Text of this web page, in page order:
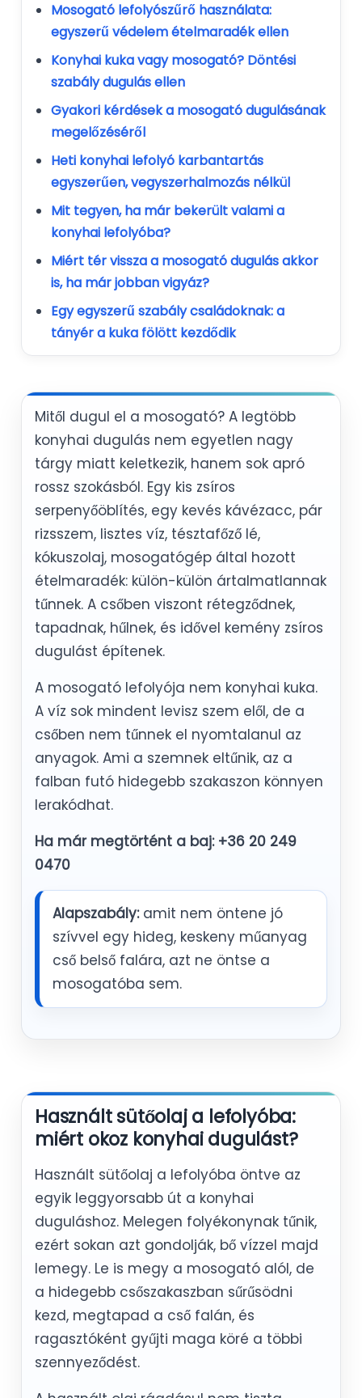
Mosogató lefolyószűrő használata:
egyszerű védelem ételmaradék ellen
Konyhai kuka vagy mosogató? Döntési
szabály dugulás ellen
Gyakori kérdések a mosogató dugulásának
megelőzéséről
Heti konyhai lefolyó karbantartás
egyszerűen, vegyszerhalmozás nélkül
Mit tegyen, ha már bekerült valami a
konyhai lefolyóba?
Miért tér vissza a mosogató dugulás akkor
is, ha már jobban vigyáz?
Egy egyszerű szabály családoknak: a
tányér a kuka fölött kezdődik
Mitől dugul el a mosogató? A legtöbb
konyhai dugulás nem egyetlen nagy
tárgy miatt keletkezik, hanem sok apró
rossz szokásból. Egy kis zsíros
serpenyőöblítés, egy kevés kávézacc, pár
rizsszem, lisztes víz, tésztafőző lé,
kókuszolaj, mosogatógép által hozott
ételmaradék: külön-külön ártalmatlannak
tűnnek. A csőben viszont rétegződnek,
tapadnak, hűlnek, és idővel kemény zsíros
dugulást építenek.
A mosogató lefolyója nem konyhai kuka.
A víz sok mindent levisz szem elől, de a
csőben nem tűnnek el nyomtalanul az
anyagok. Ami a szemnek eltűnik, az a
falban futó hidegebb szakaszon könnyen
lerakódhat.
Ha már megtörtént a baj: +36 20 249
0470
Alapszabály:amit nem öntene jó
szívvel egy hideg, keskeny műanyag
cső belső falára, azt ne öntse a
mosogatóba sem.
Használt sütőolaj a lefolyóba:
miért okoz konyhai dugulást?
Használt sütőolaj a lefolyóba öntve az
egyik leggyorsabb út a konyhai
duguláshoz. Melegen folyékonynak tűnik,
ezért sokan azt gondolják, bő vízzel majd
lemegy. Le is megy a mosogató alól, de
a hidegebb csőszakaszban sűrűsödni
kezd, megtapad a cső falán, és
ragasztóként gyűjti maga köré a többi
szennyeződést.